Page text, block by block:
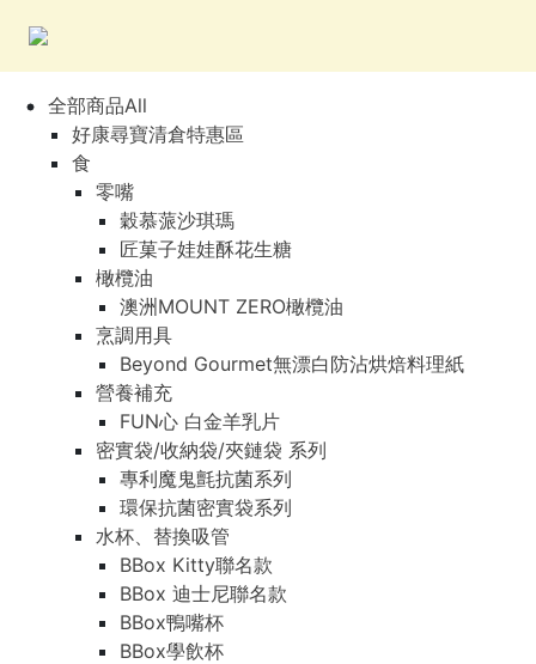
全部商品All
好康尋寶清倉特惠區
食
零嘴
穀慕蒎沙琪瑪
匠菓子娃娃酥花生糖
橄欖油
澳洲MOUNT ZERO橄欖油
烹調用具
Beyond Gourmet無漂白防沾烘焙料理紙
營養補充
FUN心 白金羊乳片
密實袋/收納袋/夾鏈袋 系列
專利魔鬼氈抗菌系列
環保抗菌密實袋系列
水杯、替換吸管
BBox Kitty聯名款
BBox 迪士尼聯名款
BBox鴨嘴杯
BBox學飲杯